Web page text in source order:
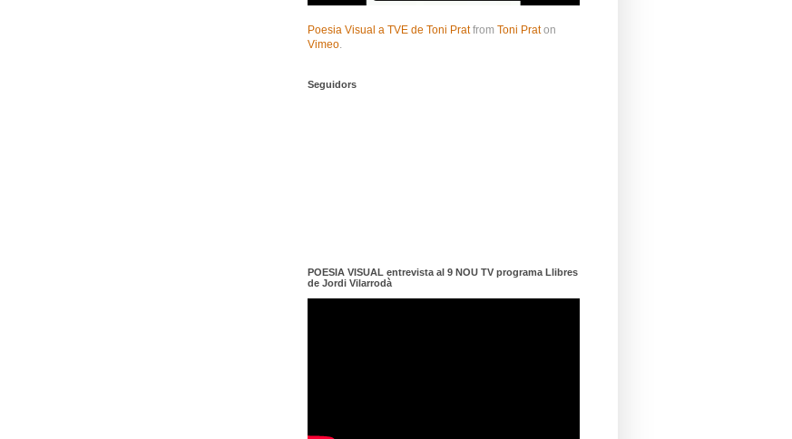
Poesia Visual a TVE de Toni Pratfrom Toni Praton
Vimeo.
Seguidors
POESIA VISUAL entrevista al 9 NOU TV programa Llibres
de Jordi Vilarrodà